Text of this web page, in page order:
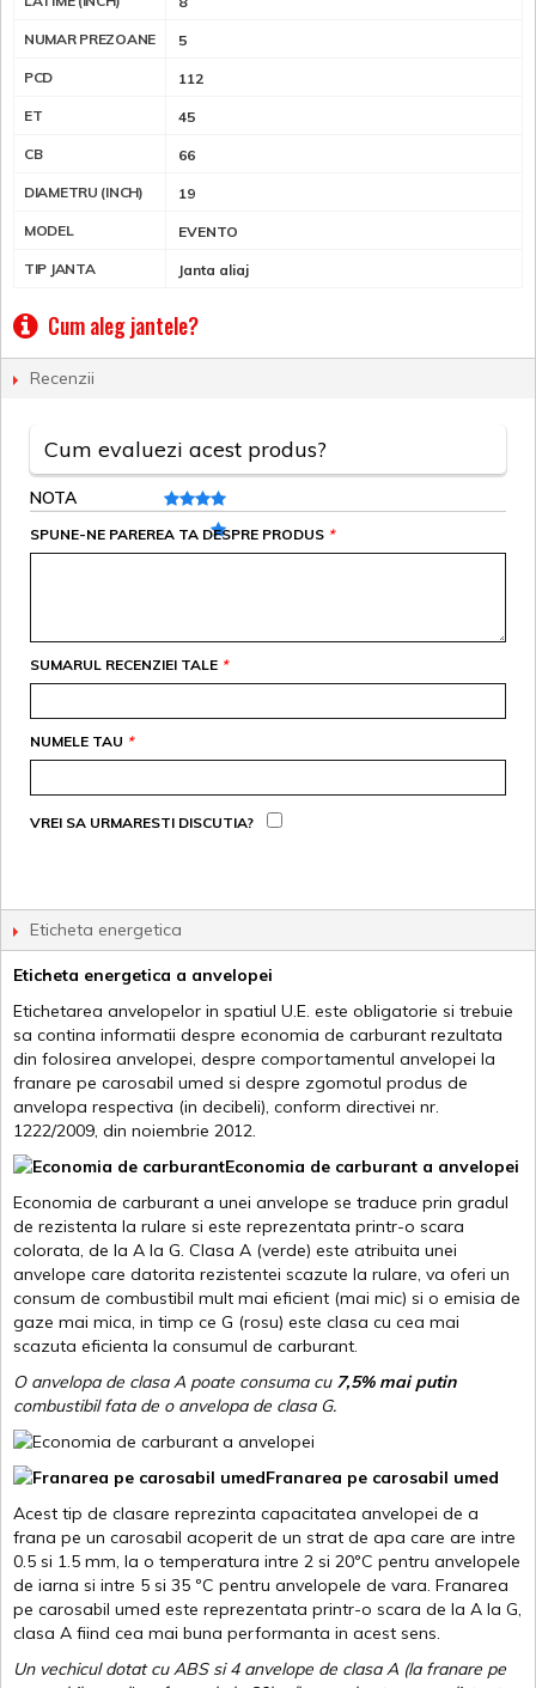
NUMAR PREZOANE 5
PCD 112
ET 45
CB 66
DIAMETRU (INCH) 19
MODEL EVENTO
TIP JANTA Janta aliaj
Cum aleg jantele?
Recenzii
Cum evaluezi acest produs?
NOTA
*
SPUNE-NE PAREREA TA DESPRE PRODUS
*
SUMARUL RECENZIEI TALE
*
NUMELE TAU
VREI SA URMARESTI DISCUTIA?
Eticheta energetica
Eticheta energetica a anvelopei
Etichetarea anvelopelor in spatiul U.E. este obligatorie si trebuie
sa contina informatii despre economia de carburant rezultata
din folosirea anvelopei, despre comportamentul anvelopei la
franare pe carosabil umed si despre zgomotul produs de
anvelopa respectiva (in decibeli), conform directivei nr.
1222/2009, din noiembrie 2012.
Economia de carburant a anvelopei
Economia de carburant a unei anvelope se traduce prin gradul
de rezistenta la rulare si este reprezentata printr-o scara
colorata, de la A la G. Clasa A (verde) este atribuita unei
anvelope care datorita rezistentei scazute la rulare, va oferi un
consum de combustibil mult mai eficient (mai mic) si o emisia de
gaze mai mica, in timp ce G (rosu) este clasa cu cea mai
scazuta eficienta la consumul de carburant.
O anvelopa de clasa A poate consuma cu 7,5% mai putin
combustibil fata de o anvelopa de clasa G.
Franarea pe carosabil umed
Acest tip de clasare reprezinta capacitatea anvelopei de a
frana pe un carosabil acoperit de un strat de apa care are intre
0.5 si 1.5 mm, la o temperatura intre 2 si 20ºC pentru anvelopele
de iarna si intre 5 si 35 ºC pentru anvelopele de vara. Franarea
pe carosabil umed este reprezentata printr-o scara de la A la G,
clasa A fiind cea mai buna performanta in acest sens.
Un vechicul dotat cu ABS si 4 anvelope de clasa A (la franare pe